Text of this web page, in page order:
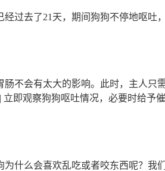
过去了21天，期间狗狗不停地呕
不会有太大的影响。此时，主人只
即观察狗狗呕吐情况，必要时给予
什么会喜欢乱吃或者咬东西呢？